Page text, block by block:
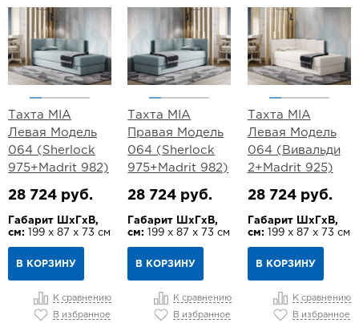
Тахта MIA
Левая Модель
064 (Sherlock
975+Madrit 982)
28 724 руб.
Габарит ШхГхВ,
см: 199 х 87 х 73 см
В КОРЗИНУ
К сравнению
В избранное
Тахта MIA
Правая Модель
064 (Sherlock
975+Madrit 982)
28 724 руб.
Габарит ШхГхВ,
см:
199 х 87 х 73 см
В КОРЗИНУ
К сравнению
В избранное
Тахта MIA
Левая Модель
064 (Вивальди
2+Madrit 925)
28 724 руб.
Габарит ШхГхВ,
см: 199 х 87 х 73 см
В КОРЗИНУ
К сравнению
В избранное